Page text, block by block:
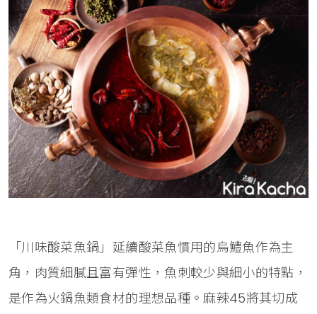
「川味酸菜魚鍋」延續酸菜魚慣用的烏鱧魚作為主
角，肉質細膩且富有彈性，魚刺較少與細小的特點，
是作為火鍋魚類食材的理想品種。麻辣45將其切成